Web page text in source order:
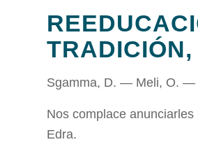
Sgamma, D. — Meli, O. —
Nos complace
Edra.